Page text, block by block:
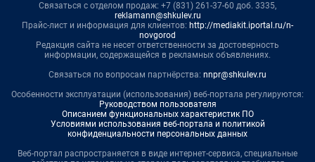
Связаться с отделом продаж: +7 (831) 261-37-60 доб. 3335,
reklamann@shkulev.ru
Прайс-лист и информация для клиентов: http://mediakit.iportal.ru/n-
novgorod
Редакция сайта не несет ответственности за достоверность
информации, содержащейся в рекламных объявлениях.
Связаться по вопросам партнёрства: nnpr@shkulev.ru
Особенности эксплуатации (использования) веб-портала регулируются:
Руководством пользователя
Описанием функциональных характеристик ПО
Условиями использования веб-портала и политикой
конфиденциальности персональных данных
Веб-портал распространяется в виде интернет-сервиса, специальные